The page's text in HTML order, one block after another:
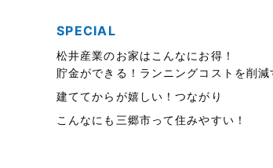
SPECIAL
松井産業のお家はこんなにお得！
貯金ができる！ランニングコストを削減
建ててからが嬉しい！つながり
こんなにも三郷市って住みやすい！